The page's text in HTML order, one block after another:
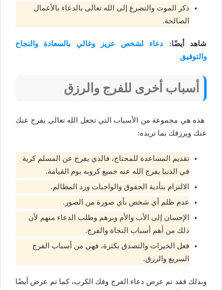
ذكر الموت والتضرع إلى الله تعالى بالدعاء بالأعمال
الصالحة.
شاهد أيضًا: دعاء لشخص عزيز وغالي بالسعادة والنجاح
والتوفيق
أسباب أخرى للفرج والرزق
هذه هي مجموعة من الأسباب التي تجعل الله تعالى يفرج عنك
عنك ويرزقك بما تريده:
تقديم المساعدة للمحتاج، فالذي يفرج عن المسلم كربة
في الدنيا يفرج الله عنه جميع كروبه يوم القيامة.
الالتزام بتأدية الحقوق والواجبات ورد المظالم.
عدم ظلم أي شخص بأي صورة من الصور.
الإحسان إلى الأب والأم وبرهم وطلب الدعاء منهم لأن
ذلك من أهم أسباب النجاة والفرج.
فعل الخيرات والتصدق بكثرة، فهي من أسباب الفرج
السريع والرزق.
وبذلك فقد تم عرض دعاء الفرج وفك الكرب، كما تم عرض أيضًا